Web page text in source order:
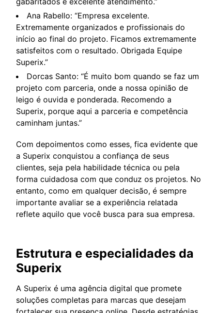
Ana Rabello: “Empresa excelente.
Extremamente organizados e profissionais do
início ao final do projeto. Ficamos extremamente
satisfeitos com o resultado. Obrigada Equipe
Superix.”
Dorcas Santo: “É muito bom quando se faz um
projeto com parceria, onde a nossa opinião de
leigo é ouvida e ponderada. Recomendo a
Superix, porque aqui a parceria e competência
caminham juntas.”
Com depoimentos como esses, fica evidente que
a Superix conquistou a confiança de seus
clientes, seja pela habilidade técnica ou pela
forma cuidadosa com que conduz os projetos. No
entanto, como em qualquer decisão, é sempre
importante avaliar se a experiência relatada
reflete aquilo que você busca para sua empresa.
Estrutura e especialidades da
Superix
A Superix é uma agência digital que promete
soluções completas para marcas que desejam